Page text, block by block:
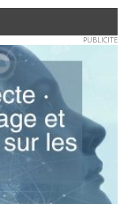
PUBLICITE